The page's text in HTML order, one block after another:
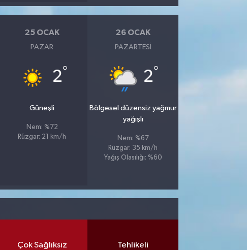
25 OCAK
PAZAR
2°
Güneşli
Nem: %72
Rüzgar: 21 km/h
26 OCAK
PAZARTESI
2°
Bölgesel düzensiz yağmur
yağışlı
Nem: %67
Rüzgar: 35 km/h
Yağış Olasılığı: %60
Çok Sağlıksız Tehlikeli